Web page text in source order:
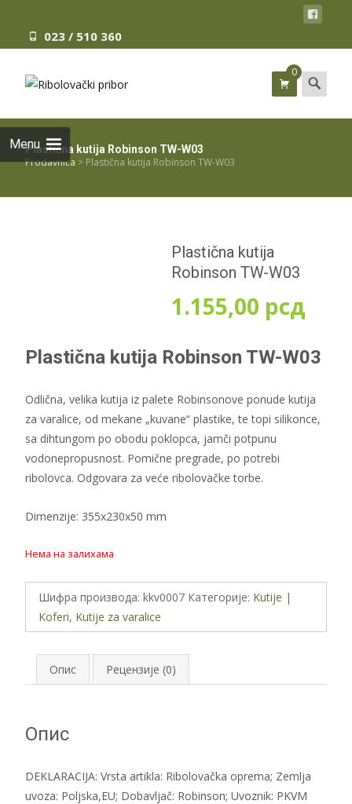
023 / 510 360
Menu
0 Search
for:
Plastična kutija Robinson TW-W03
Prodavnica > Plastična kutija Robinson TW-W03
Plastična kutija
Robinson TW-W03
1.155,00 рсд
Plastična kutija Robinson TW-W03
Odlična, velika kutija iz palete Robinsonove ponude kutija
za varalice, od mekane „kuvane“ plastike, te topi silikonce,
sa dihtungom po obodu poklopca, jamči potpunu
vodonepropusnost. Pomične pregrade, po potrebi
ribolovca. Odgovara za veće ribolovačke torbe.
Dimenzije: 355x230x50 mm
Нема на залихама
Шифра производа: kkv0007 Категорије: Kutije |
Koferi, Kutije za varalice
Опис Рецензије (0)
Опис
DEKLARACIJA: Vrsta artikla: Ribolovačka oprema; Zemlja
uvoza: Poljska,EU; Dobavljač: Robinson; Uvoznik: PKVM